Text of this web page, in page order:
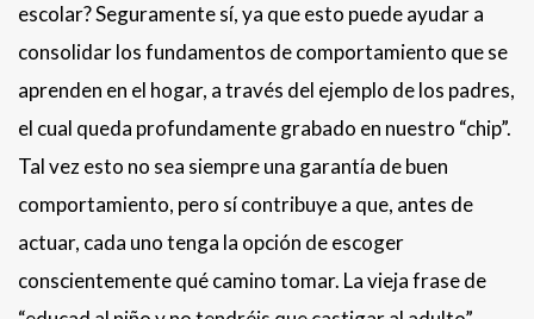
escolar? Seguramente sí, ya que esto puede ayudar a
consolidar los fundamentos de comportamiento que se
aprenden en el hogar, a través del ejemplo de los padres,
el cual queda profundamente grabado en nuestro “chip”.
Tal vez esto no sea siempre una garantía de buen
comportamiento, pero sí contribuye a que, antes de
actuar, cada uno tenga la opción de escoger
conscientemente qué camino tomar. La vieja frase de